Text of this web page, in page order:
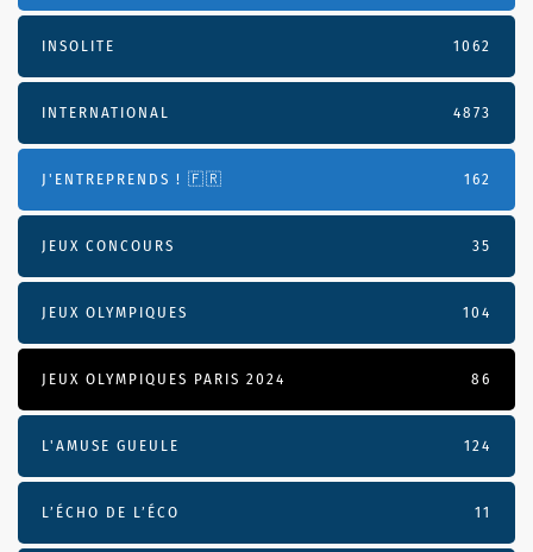
INSOLITE 1062
INTERNATIONAL 4873
J'ENTREPRENDS ! 🇫🇷 162
JEUX CONCOURS 35
JEUX OLYMPIQUES 104
JEUX OLYMPIQUES PARIS 2024 86
L'AMUSE GUEULE 124
L’ÉCHO DE L’ÉCO 11